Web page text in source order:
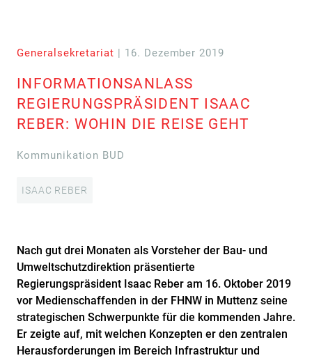
Generalsekretariat | 16. Dezember 2019
INFORMATIONSANLASS
REGIERUNGSPRÄSIDENT ISAAC
REBER: WOHIN DIE REISE GEHT
Kommunikation BUD
ISAAC REBER
Nach gut drei Monaten als Vorsteher der Bau- und
Umweltschutzdirektion präsentierte
Regierungspräsident Isaac Reber am 16. Oktober 2019
vor Medienschaffenden in der FHNW in Muttenz seine
strategischen Schwerpunkte für die kommenden Jahre.
Er zeigte auf, mit welchen Konzepten er den zentralen
Herausforderungen im Bereich Infrastruktur und